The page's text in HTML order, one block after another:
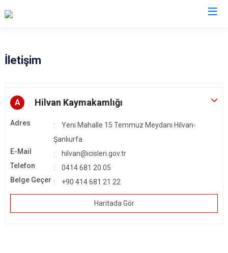
Birecik
Bozova
Ceylanpınar
Hilvan
Haliliye
Karaköprü
İletişim
A Hilvan Kaymakamlığı
Adres
Yeni Mahalle 15 Temmuz Meydanı Hilvan-
Şanlıurfa
E-Mail
hilvan@icisleri.gov.tr
Telefon
0414 681 20 05
Belge Geçer
+90 414 681 21 22
Haritada Gör